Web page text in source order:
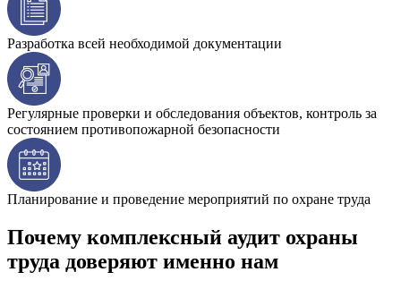
Разработка всей необходимой документации
Регулярные проверки и обследования объектов, контроль за
состоянием противопожарной безопасности
Планирование и проведение мероприятий по охране труда
Почему комплексный аудит охраны
труда доверяют именно нам